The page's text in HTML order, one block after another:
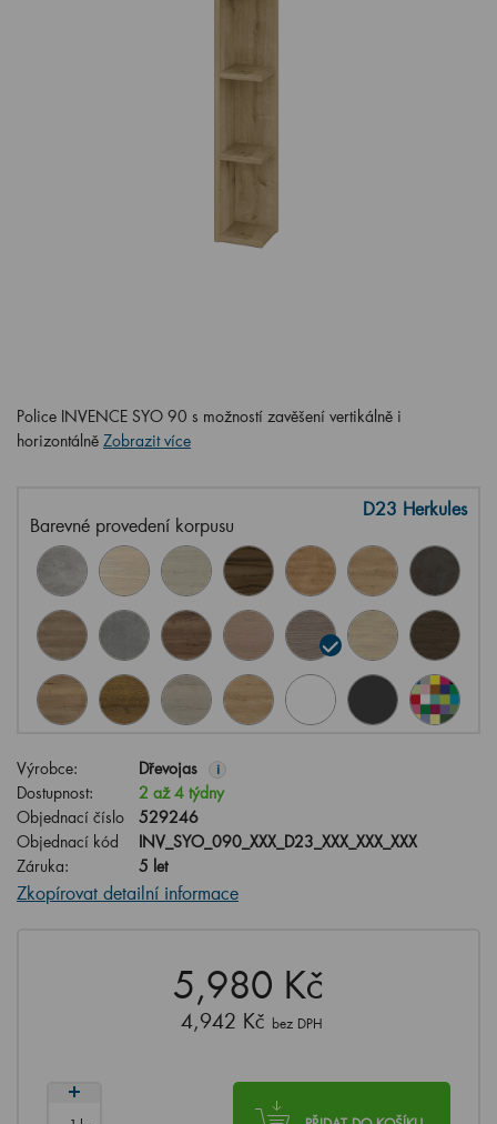
Police INVENCE SYO 90 s možností zavěšení vertikálně i
horizontálně Zobrazit více
Barevné provedení korpusu
D23 Herkules
Výrobce: Dřevojas i
Dostupnost:
2 až 4 týdny
Objednací číslo
529246
Objednací kód
INV_SYO_090_XXX_D23_XXX_XXX_XXX
Záruka:
5 let
Zkopírovat detailní informace
5,980 Kč
4,942 Kč bez DPH